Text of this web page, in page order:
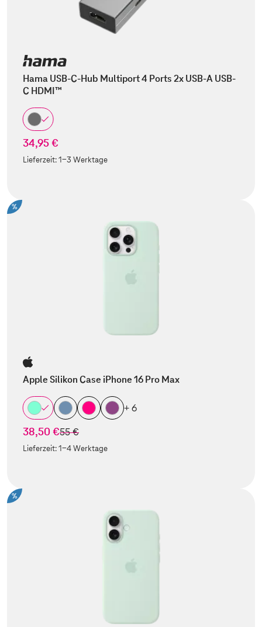
Hama USB-C-Hub Multiport 4 Ports 2x USB-A USB-
C HDMI™
34,95 €
Lieferzeit:1-3 Werktage
%
Apple Silikon Case iPhone 16 Pro Max
+ 6
38,50 €statt
55 €
Lieferzeit:1-4 Werktage
%